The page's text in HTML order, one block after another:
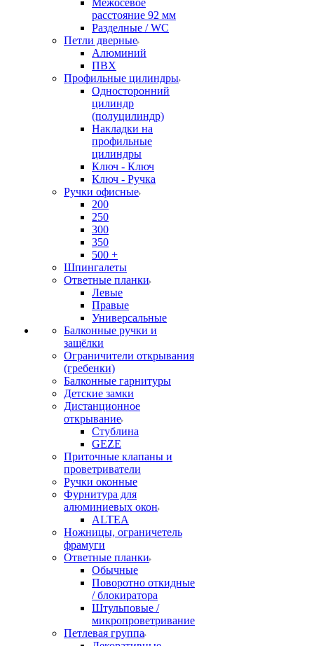
Межосевое
расстояние 92 мм
Разделные / WC
Петли дверные
Алюминий
ПВХ
Профильные цилиндры
Односторонний
цилиндр
(полуцилиндр)
Накладки на
профильные
цилиндры
Ключ - Ключ
Ключ - Ручка
Ручки офисные
200
250
300
350
500 +
Шпингалеты
Ответные планки
Левые
Правые
Универсальные
Балконные ручки и
защёлки
Ограничители открывания
(гребенки)
Балконные гарнитуры
Детские замки
Дистанционное
открывание
Стублина
GEZE
Приточные клапаны и
проветриватели
Ручки оконные
Фурнитура для
алюминиевых окон
ALTEA
Ножницы, ограничетель
фрамуги
Ответные планки
Обычные
Поворотно откидные
/ блокиратора
Штульповые /
микропроветривание
Петлевая группа